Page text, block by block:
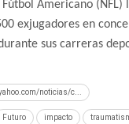
Americano
exjugadores en
sus carreras
noticias/c...
Futuro impacto